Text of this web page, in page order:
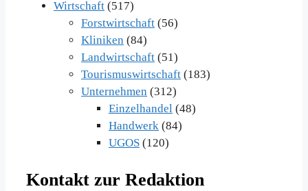
Wirtschaft (517)
Forstwirtschaft (56)
Kliniken (84)
Landwirtschaft (51)
Tourismuswirtschaft (183)
Unternehmen (312)
Einzelhandel (48)
Handwerk (84)
UGOS (120)
Kontakt zur Redaktion